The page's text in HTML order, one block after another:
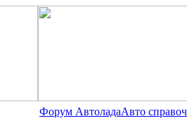
Форум АвтоладаАвто